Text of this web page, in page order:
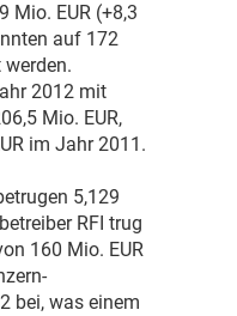
Mio. EUR (+8,3
auf 172
werden.
2012 mit
Mio. EUR,
im Jahr 2011.
5,129
RFI trug
160 Mio. EUR
bei, was einem